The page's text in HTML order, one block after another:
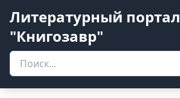
Литературный портал
"Книгозавр"